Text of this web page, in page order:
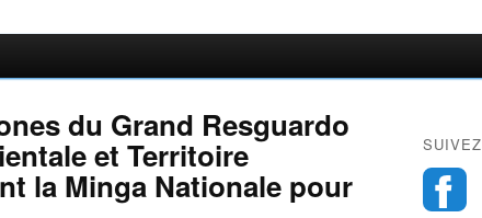
du Grand Resguardo
et Territoire
la Minga Nationale pour